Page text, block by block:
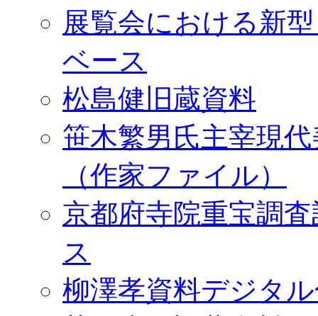
展覧会における新
ベース
松島健旧蔵資料
笹木繁男氏主宰現
（作家ファイル）
京都府寺院重宝調
ス
柳澤孝資料デジタ